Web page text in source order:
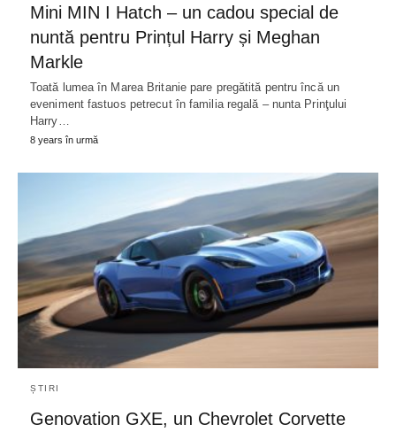
Mini MIN I Hatch – un cadou special de
nuntă pentru Prințul Harry și Meghan
Markle
Toată lumea în Marea Britanie pare pregătită pentru încă un
eveniment fastuos petrecut în familia regală – nunta Prinţului
Harry…
8 years în urmă
ȘTIRI
Genovation GXE, un Chevrolet Corvette